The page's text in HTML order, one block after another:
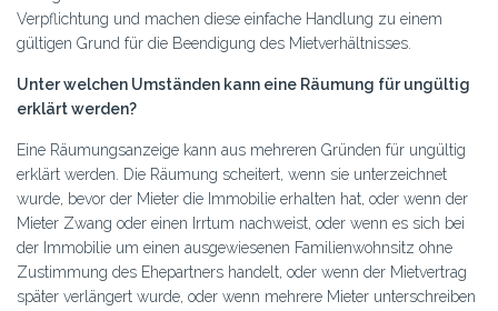
Verpflichtung und machen diese einfache Handlung zu einem
gültigen Grund für die Beendigung des Mietverhältnisses.
Unter welchen Umständen kann eine Räumung für ungültig
erklärt werden?
Eine Räumungsanzeige kann aus mehreren Gründen für ungültig
erklärt werden. Die Räumung scheitert, wenn sie unterzeichnet
wurde, bevor der Mieter die Immobilie erhalten hat, oder wenn der
Mieter Zwang oder einen Irrtum nachweist, oder wenn es sich bei
der Immobilie um einen ausgewiesenen Familienwohnsitz ohne
Zustimmung des Ehepartners handelt, oder wenn der Mietvertrag
später verlängert wurde, oder wenn mehrere Mieter unterschreiben